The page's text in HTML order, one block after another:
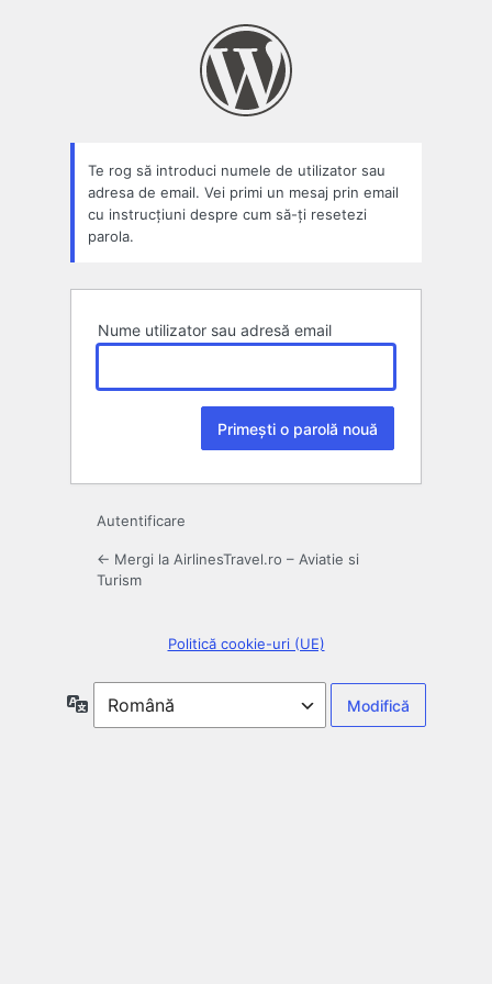
Te rog să introduci numele de utilizator sau
adresa de email. Vei primi un mesaj prin email
cu instrucțiuni despre cum să-ți resetezi
parola.
Nume utilizator sau adresă email
Autentificare
← Mergi la AirlinesTravel.ro – Aviatie si
Turism
Politică cookie-uri (UE)
Limbă